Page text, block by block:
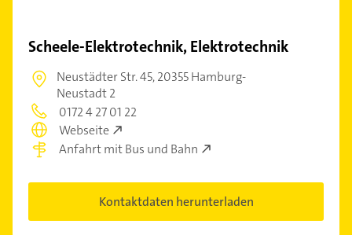
Scheele-Elektrotechnik, Elektrotechnik
Neustädter Str. 45,20355 Hamburg-
Neustadt 2
0172 4 27 01 22
Webseite
Anfahrt mit Bus und Bahn
Kontaktdaten herunterladen